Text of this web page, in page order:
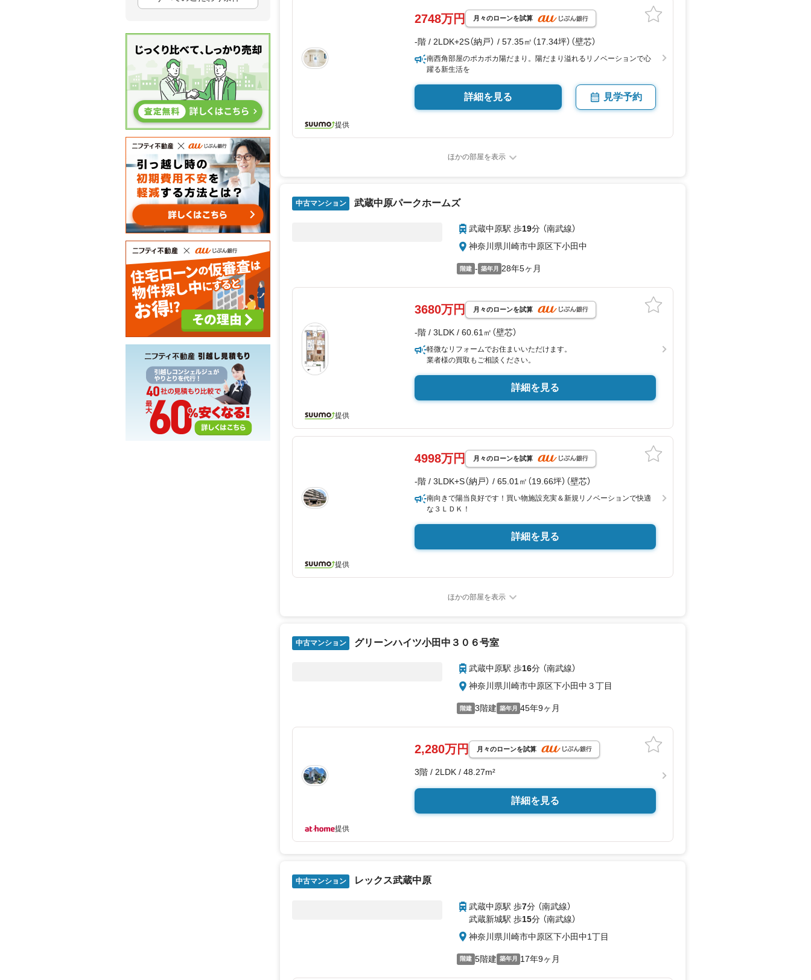
2748万円 月々のローンを試算
-階 / 2LDK+2S（納戸） / 57.35㎡（17.34坪）（壁芯）
南西角部屋のポカポカ陽だまり。陽だまり溢れるリノベーションで心
躍る新生活を
詳細を見る 見学予約
提供
ほかの部屋を表示
中古マンション 武蔵中原パークホームズ
武蔵中原駅 歩19分 （南武線）
神奈川県川崎市中原区下小田中
階建 - 築年月 28年5ヶ月
3680万円 月々のローンを試算
-階 / 3LDK / 60.61㎡（壁芯）
軽微なリフォームでお住まいいただけます。
業者様の買取もご相談ください。
詳細を見る
提供
4998万円 月々のローンを試算
-階 / 3LDK+S（納戸） / 65.01㎡（19.66坪）（壁芯）
南向きで陽当良好です！買い物施設充実＆新規リノベーションで快適
な３ＬＤＫ！
詳細を見る
提供
ほかの部屋を表示
中古マンション グリーンハイツ小田中３０６号室
武蔵中原駅 歩16分 （南武線）
神奈川県川崎市中原区下小田中３丁目
階建 3階建 築年月 45年9ヶ月
2,280万円 月々のローンを試算
3階 / 2LDK / 48.27m²
詳細を見る
提供
中古マンション レックス武蔵中原
武蔵中原駅 歩7分 （南武線）
武蔵新城駅 歩15分 （南武線）
神奈川県川崎市中原区下小田中1丁目
階建 5階建 築年月 17年9ヶ月